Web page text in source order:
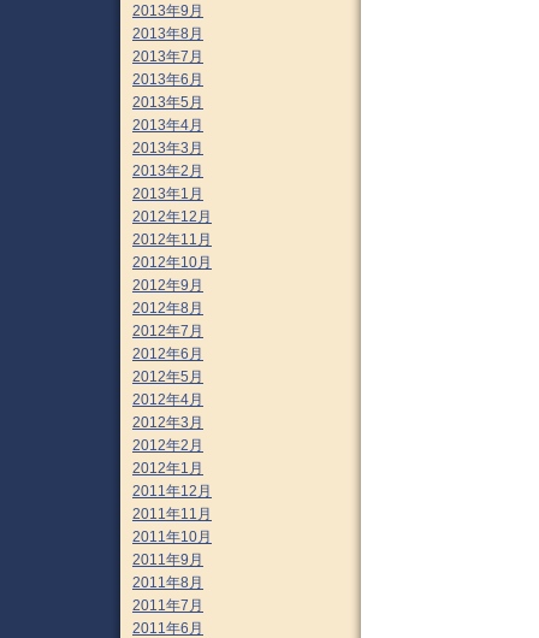
2013年9月
2013年8月
2013年7月
2013年6月
2013年5月
2013年4月
2013年3月
2013年2月
2013年1月
2012年12月
2012年11月
2012年10月
2012年9月
2012年8月
2012年7月
2012年6月
2012年5月
2012年4月
2012年3月
2012年2月
2012年1月
2011年12月
2011年11月
2011年10月
2011年9月
2011年8月
2011年7月
2011年6月